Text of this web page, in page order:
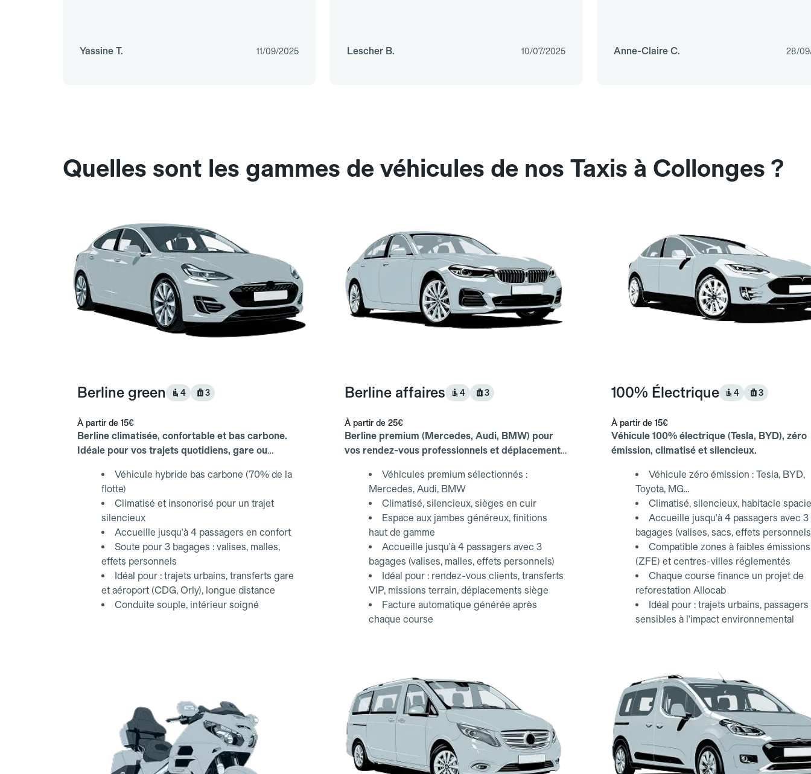
Yassine T. 11/09/2025 Lescher B. 10/07/2025 Anne-Claire C. 28/
Quelles sont les gammes de véhicules de nos Taxis à Collonges ?
Berline green 4 3
À partir de 15€
Berline climatisée, confortable et bas carbone.
Idéale pour vos trajets quotidiens, gare ou
Véhicule hybride bas carbone (70% de la
flotte)
Climatisé et insonorisé pour un trajet
silencieux
Accueille jusqu'à 4 passagers en confort
Soute pour 3 bagages : valises, malles,
effets personnels
Idéal pour : trajets urbains, transferts gare
et aéroport (CDG, Orly), longue distance
Conduite souple, intérieur soigné
Berline affaires 4 3
À partir de 25€
Berline premium (Mercedes, Audi, BMW) pour
vos rendez-vous professionnels et déplacements
Véhicules premium sélectionnés :
Mercedes, Audi, BMW
Climatisé, silencieux, sièges en cuir
Espace aux jambes généreux, finitions
haut de gamme
Accueille jusqu'à 4 passagers avec 3
bagages (valises, malles, effets personnels)
Idéal pour : rendez-vous clients, transferts
VIP, missions terrain, déplacements siège
Facture automatique générée après
chaque course
100% Électrique 4 3
À partir de 15€
Véhicule 100% électrique (Tesla, BYD), zéro
émission, climatisé et silencieux.
Véhicule zéro émission : Tesla, BYD,
Toyota, MG...
Climatisé, silencieux, habitacle
Accueille jusqu'à 4 passagers avec 3
bagages (valises, sacs, effets
Compatible zones à faibles émissions
(ZFE) et centres-villes réglementés
Chaque course finance un projet de
reforestation Allocab
Idéal pour : trajets urbains, passagers
sensibles à l'impact environnemental